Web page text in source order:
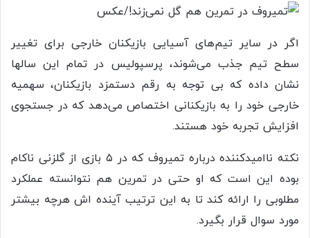
اگر در سایر تیم‌های آسیایی بازیکنان خارجی برای تغییر
سطح تیم جذب می‌شوند، پرسپولیس در تمام این سالها
نشان داده که بی توجه به رقم دستمزد بازیکنان، سهمیه
خارجی خود را به بازیکنانی اختصاص می‌دهد که در جستجوی
افزایش تجربه خود هستند.
نکته ناامیدکننده درباره تمیروف که در ۵ بازی از گلزنی ناکام
بوده این است که او حتی در تمرین هم نتوانسته عملکرد
مطلوبی را ارائه کند تا به این ترتیب آینده اش هرچه بیشتر
مورد سوال قرار بگیرد.